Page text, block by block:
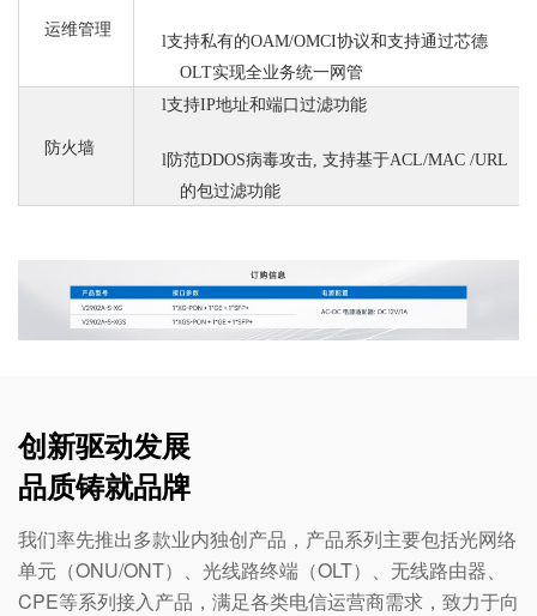
运维管理
l支持私有的OAM/OMCI协议和支持通过芯德
OLT实现全业务统一网管
防火墙
l支持IP地址和端口过滤功能
l防范DDOS病毒攻击, 支持基于ACL/MAC /URL
的包过滤功能
创新驱动发展
品质铸就品牌
我们率先推出多款业内独创产品，产品系列主要包括光网络
单元（ONU/ONT）、光线路终端（OLT）、无线路由器、
CPE等系列接入产品，满足各类电信运营商需求，致力于向